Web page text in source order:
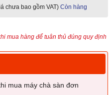
chưa bao gồm VAT) Còn hàng
mua hàng để tuân thủ đúng quy định
mua máy chà sàn đơn